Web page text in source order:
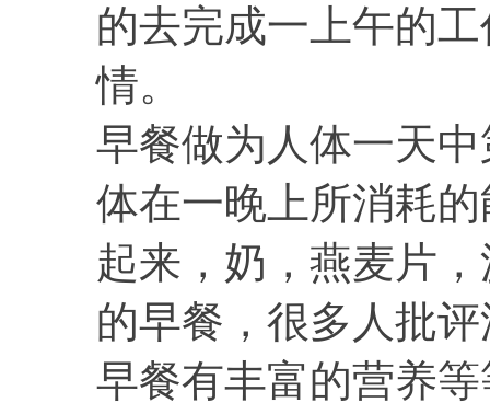
的去完成一上午的
情。
早餐做为人体一天
体在一晚上所消耗
起来，奶，燕麦片
的早餐，很多人批
早餐有丰富的营养